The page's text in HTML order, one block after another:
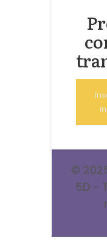
©
5D -